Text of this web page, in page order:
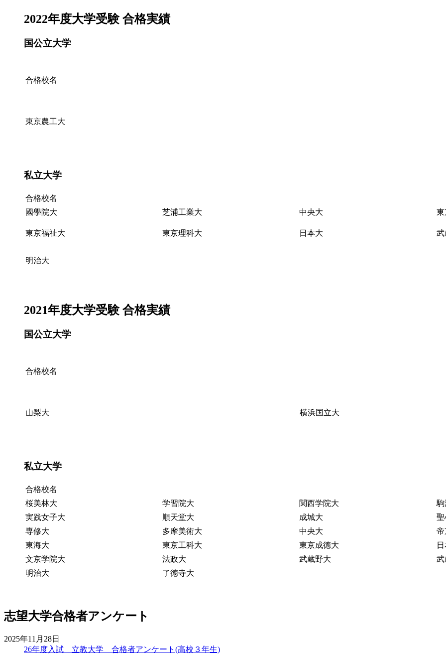
2022年度大学受験 合格実績
国公立大学
合格校名
東京農工大
私立大学
合格校名
國學院大
芝浦工業大 中央大 東
東京福祉大 東京理科大 日本大 武
明治大
2021年度大学受験 合格実績
国公立大学
合格校名
山梨大 横浜国立大
私立大学
合格校名
桜美林大
学習院大 関西学院大
駒
実践女子大
順天堂大 成城大
聖
専修大
多摩美術大 中央大
帝
東海大
東京工科大 東京成徳大
文京学院大
法政大 武蔵野大
武
明治大
了徳寺大
志望大学合格者アンケート
2025年11月28日
26年度入試 立教大学 合格者アンケート(高校３年生)